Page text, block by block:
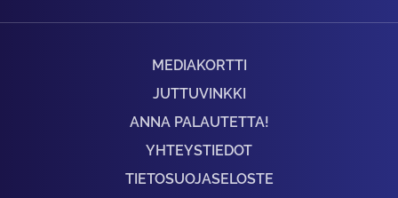
MEDIAKORTTI
JUTTUVINKKI
ANNA PALAUTETTA!
YHTEYSTIEDOT
TIETOSUOJASELOSTE